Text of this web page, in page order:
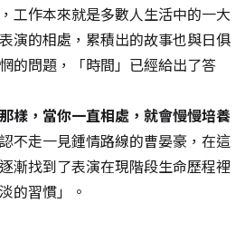
工作本來就是多數人生活中的一大
演的相處，累積出的故事也與日俱
的問題，「時間」已經給出了答
樣，當你一直相處，就會慢慢培養
不走一見鍾情路線的曹晏豪，在這
漸找到了表演在現階段生命歷程裡
的習慣」。